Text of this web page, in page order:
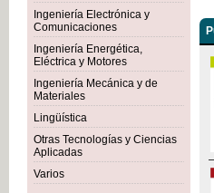
Ingeniería Electrónica y
Comunicaciones
Ingeniería Energética,
Eléctrica y Motores
Ingeniería Mecánica y de
Materiales
Lingüística
Otras Tecnologías y Ciencias
Aplicadas
Varios